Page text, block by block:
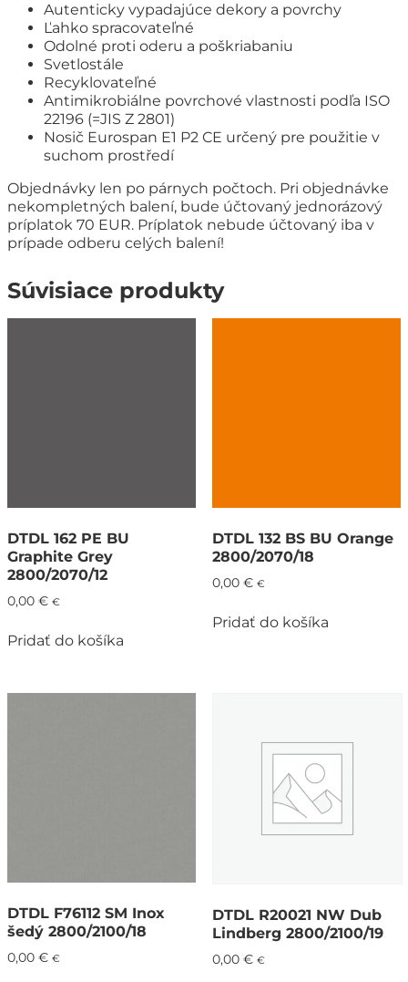
Autenticky vypadajúce dekory a povrchy
Ľahko spracovateľné
Odolné proti oderu a poškriabaniu
Svetlostále
Recyklovateľné
Antimikrobiálne povrchové vlastnosti podľa ISO
22196 (=JIS Z 2801)
Nosič Eurospan E1 P2 CE určený pre použitie v
suchom prostředí
Objednávky len po párnych počtoch. Pri objednávke
nekompletných balení, bude účtovaný jednorázový
príplatok 70 EUR. Príplatok nebude účtovaný iba v
prípade odberu celých balení!
Súvisiace produkty
DTDL 162 PE BU
Graphite Grey
2800/2070/12
0,00 € €
Pridať do košíka
DTDL 132 BS BU Orange
2800/2070/18
0,00 € €
Pridať do košíka
DTDL F76112 SM Inox
šedý 2800/2100/18
0,00 € €
DTDL R20021 NW Dub
Lindberg 2800/2100/19
0,00 € €